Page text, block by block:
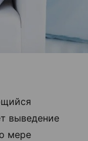
выведение
мере